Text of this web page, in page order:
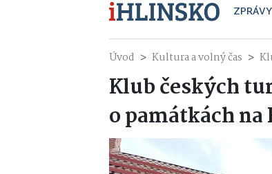
ZPRÁVY
Úvod Kultura a volný čas
Klub českých
o památkách